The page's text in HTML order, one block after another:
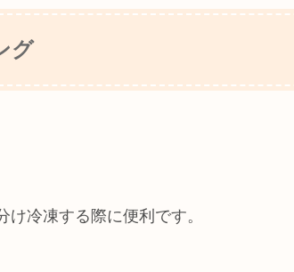
グ
冷凍する際に便利です。